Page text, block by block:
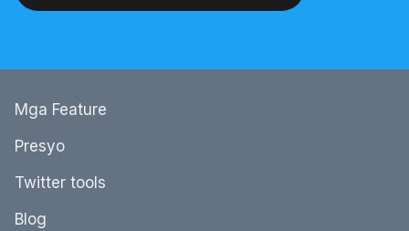
Mga Feature
Presyo
Twitter tools
Blog